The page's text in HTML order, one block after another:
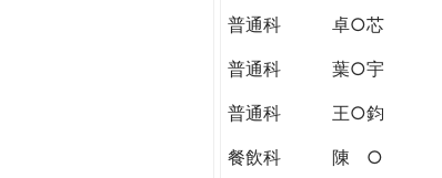
普通科
卓○芯
普通科
葉○宇
普通科
王○鈞
餐飲科
陳 ○